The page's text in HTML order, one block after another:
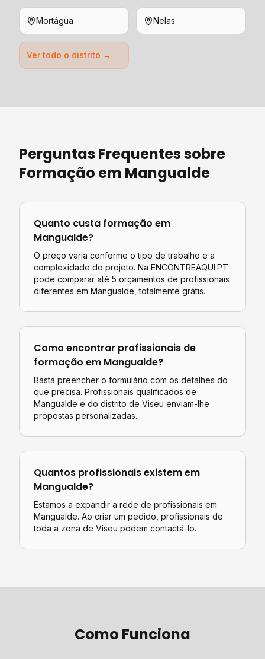
Mortágua Nelas
Ver todo o distrito →
Perguntas Frequentes sobre
Formação em Mangualde
Quanto custa formação em
Mangualde?
O preço varia conforme o tipo de trabalho e a
complexidade do projeto. Na ENCONTREAQUI.PT
pode comparar até 5 orçamentos de profissionais
diferentes em Mangualde , totalmente grátis.
Como encontrar profissionais de
formação em Mangualde?
Basta preencher o formulário com os detalhes do
que precisa. Profissionais qualificados de
Mangualde e do distrito de Viseu enviam-lhe
propostas personalizadas.
Quantos profissionais existem em
Mangualde?
Estamos a expandir a rede de profissionais em
Mangualde. Ao criar um pedido, profissionais de
toda a zona de Viseu podem contactá-lo.
Como Funciona